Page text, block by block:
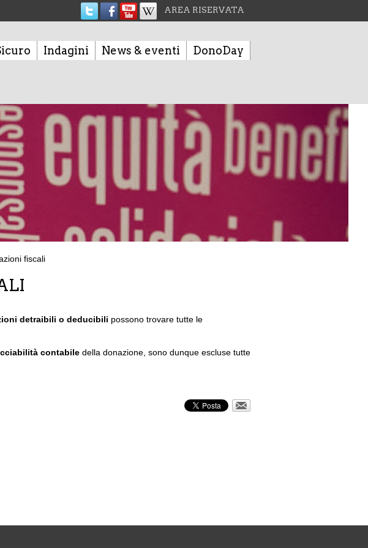
AREA RISERVATA
Indagini News & eventi DonoDay
fiscali
detraibili o deducibili possono trovare tutte le
contabile della donazione, sono dunque escluse tutte